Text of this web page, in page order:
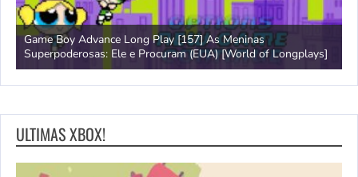
Game Boy Advance Long Play [157] As Meninas
Superpoderosas: Ele e Procuram (EUA) [World of Longplays]
ULTIMAS XBOX!